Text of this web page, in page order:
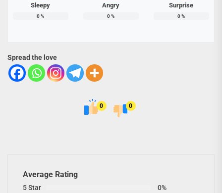
Sleepy
0%
Angry
0%
Surprise
0%
Spread the love
0 0
Average Rating
5 Star
0%